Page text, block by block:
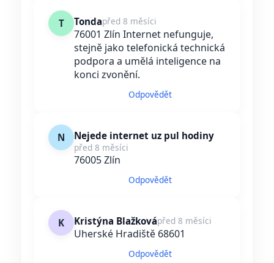
T Tondapřed 8 měsíci
76001 Zlín Internet nefunguje,
stejně jako telefonická technická
podpora a umělá inteligence na
konci zvonění.
Odpovědět
N Nejede internet uz pul hodiny
před 8 měsíci
76005 Zlín
Odpovědět
K Kristýna Blažkovápřed 8 měsíci
Uherské Hradiště 68601
Odpovědět